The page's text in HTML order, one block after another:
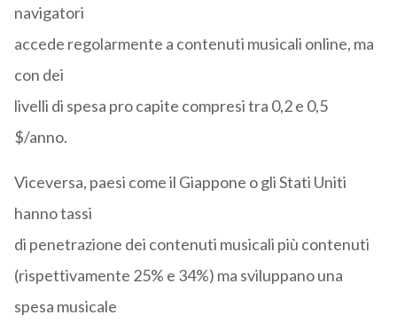
navigatori
accede regolarmente a contenuti musicali online, ma
con dei
livelli di spesa pro capite compresi tra 0,2 e 0,5
$/anno.
Viceversa, paesi come il Giappone o gli Stati Uniti
hanno tassi
di penetrazione dei contenuti musicali più contenuti
(rispettivamente 25% e 34%) ma sviluppano una
spesa musicale